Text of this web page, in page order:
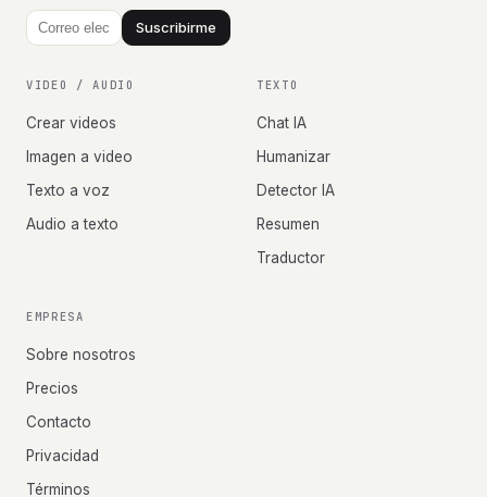
Suscribirme
VIDEO / AUDIO
Crear videos
Imagen a video
Texto a voz
Audio a texto
TEXTO
Chat IA
Humanizar
Detector IA
Resumen
Traductor
EMPRESA
Sobre nosotros
Precios
Contacto
Privacidad
Términos